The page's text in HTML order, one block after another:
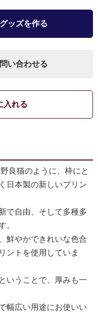
ッズを作る
い合わせる
入れる
良猫のように、枠にと
日本製の新しいプリン
で自由、そして多種多
。
鮮やかできれいな色合
ントを使用していま
いうことで、厚みも一
幅広い用途にお使いい